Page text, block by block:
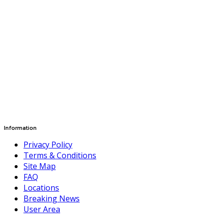
Information
Privacy Policy
Terms & Conditions
Site Map
FAQ
Locations
Breaking News
User Area